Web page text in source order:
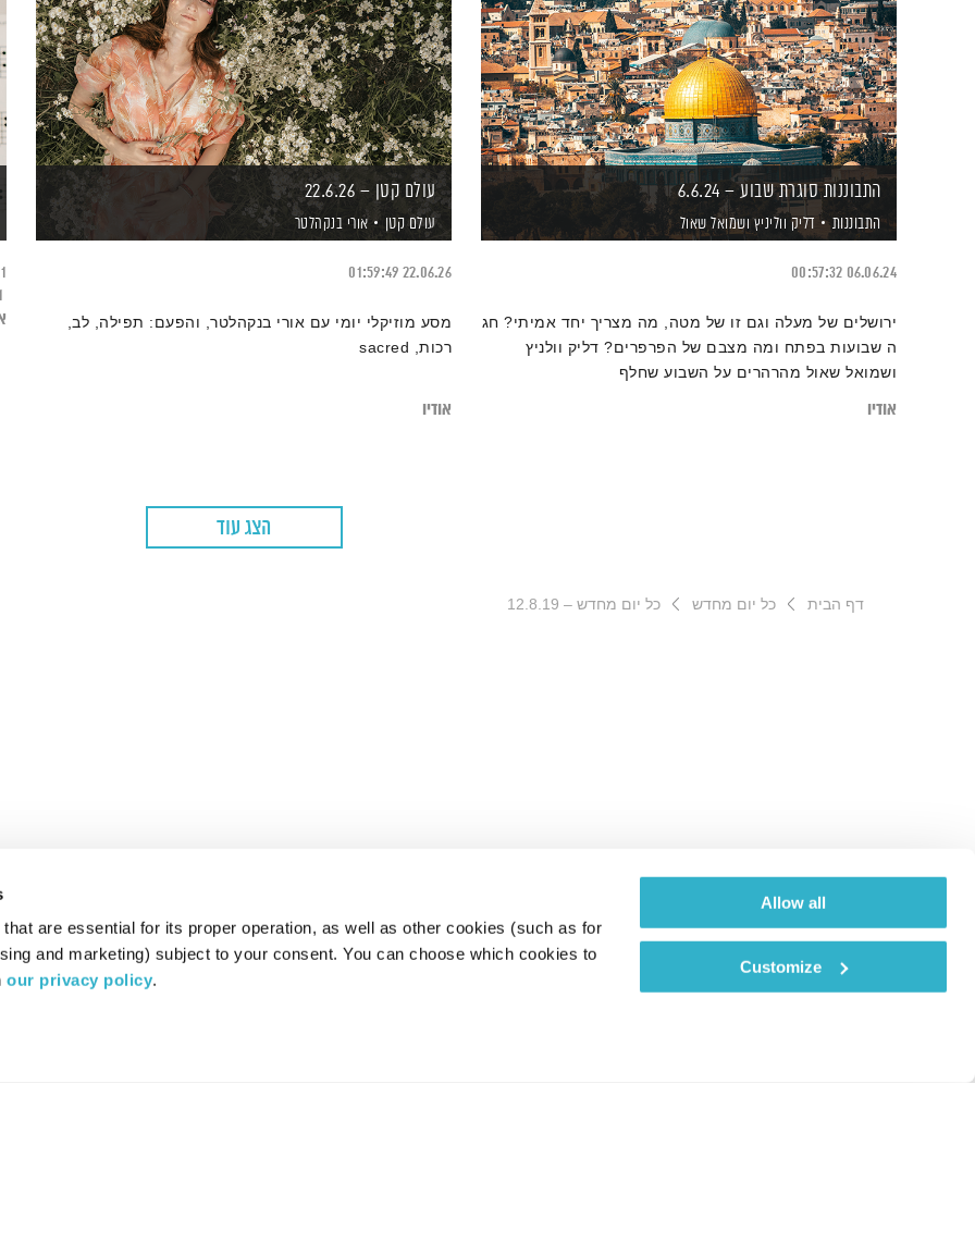
are essential for its proper operation, as well as other cookies (such as for
and marketing) subject to your consent. You can choose which cookies to
our privacy policy.
Allow all
Customize
התבוננות סוגרת שבוע – 6.6.24
התבוננות דליק ווליניץ ושמואל שאול
06.06.24
00:57:32
ירושלים של מעלה וגם זו של מטה, מה מצריך יחד אמיתי? חג
ה שבועות בפתח ומה מצבם של הפרפרים? דליק וולניץ
ושמואל שאול מהרהרים על השבוע שחלף
אודיו
עולם קטן – 22.6.26
עולם קטן אורי בנקהלטר
22.06.26
01:59:49
מסע מוזיקלי יומי עם אורי בנקהלטר, והפעם: תפילה, לב,
רכות, sacred
אודיו
הצג עוד
דף הבית כל יום מחדש כל יום מחדש – 12.8.19